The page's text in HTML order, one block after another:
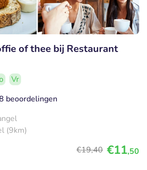
of thee bij Restaurant
Vr
beoordelingen
(9km)
€19,40 €11,50